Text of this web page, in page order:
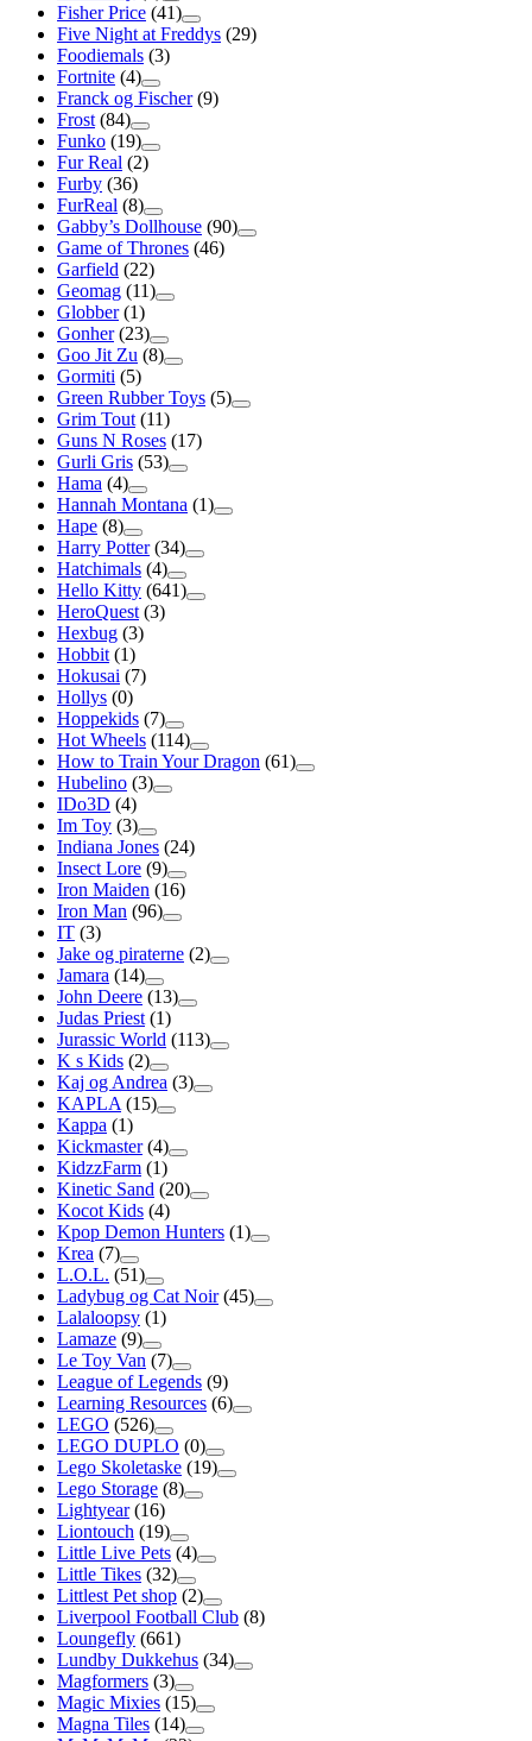
Fisher Price (41)
Five Night at Freddys (29)
Foodiemals (3)
Fortnite (4)
Franck og Fischer (9)
Frost (84)
Funko (19)
Fur Real (2)
Furby (36)
FurReal (8)
Gabby’s Dollhouse (90)
Game of Thrones (46)
Garfield (22)
Geomag (11)
Globber (1)
Gonher (23)
Goo Jit Zu (8)
Gormiti (5)
Green Rubber Toys (5)
Grim Tout (11)
Guns N Roses (17)
Gurli Gris (53)
Hama (4)
Hannah Montana (1)
Hape (8)
Harry Potter (34)
Hatchimals (4)
Hello Kitty (641)
HeroQuest (3)
Hexbug (3)
Hobbit (1)
Hokusai (7)
Hollys (0)
Hoppekids (7)
Hot Wheels (114)
How to Train Your Dragon (61)
Hubelino (3)
IDo3D (4)
Im Toy (3)
Indiana Jones (24)
Insect Lore (9)
Iron Maiden (16)
Iron Man (96)
IT (3)
Jake og piraterne (2)
Jamara (14)
John Deere (13)
Judas Priest (1)
Jurassic World (113)
K s Kids (2)
Kaj og Andrea (3)
KAPLA (15)
Kappa (1)
Kickmaster (4)
KidzzFarm (1)
Kinetic Sand (20)
Kocot Kids (4)
Kpop Demon Hunters (1)
Krea (7)
L.O.L. (51)
Ladybug og Cat Noir (45)
Lalaloopsy (1)
Lamaze (9)
Le Toy Van (7)
League of Legends (9)
Learning Resources (6)
LEGO (526)
LEGO DUPLO (0)
Lego Skoletaske (19)
Lego Storage (8)
Lightyear (16)
Liontouch (19)
Little Live Pets (4)
Little Tikes (32)
Littlest Pet shop (2)
Liverpool Football Club (8)
Loungefly (661)
Lundby Dukkehus (34)
Magformers (3)
Magic Mixies (15)
Magna Tiles (14)